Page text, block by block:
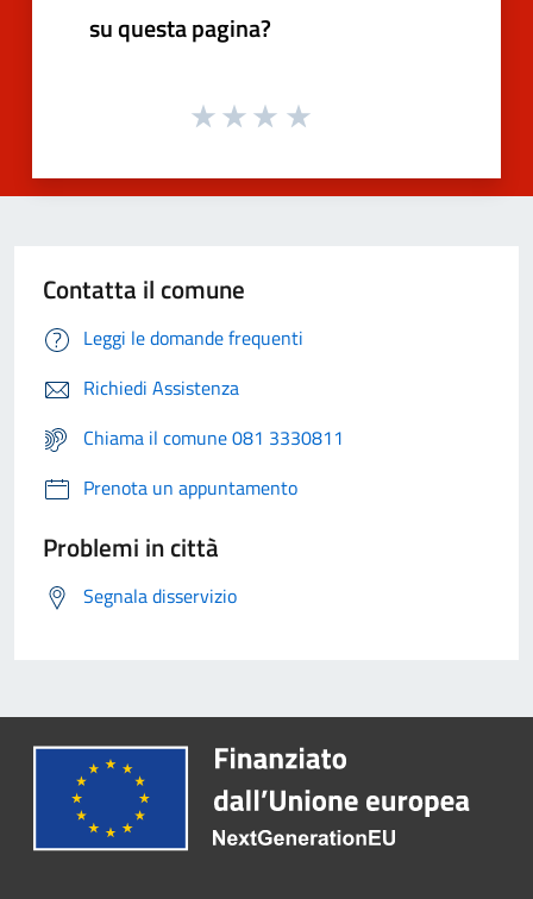
su questa pagina?
Contatta il comune
Leggi le domande frequenti
Richiedi Assistenza
Chiama il comune 081 3330811
Prenota un appuntamento
Problemi in città
Segnala disservizio